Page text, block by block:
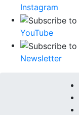
Instagram
YouTube
Newsletter